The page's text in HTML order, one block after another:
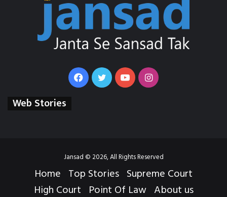
FacebookTwitterYouTubeInstagram
Web Stories
Jansad © 2026, All Rights Reserved
Home Top Stories Supreme Court
High Court Point Of Law About us